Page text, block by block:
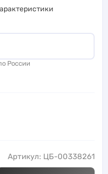
России
Артикул: ЦБ-00338261